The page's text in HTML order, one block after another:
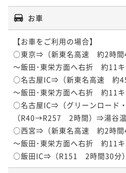
お車
【お車をご利用の場合】
○東京⇒（新東名高速　約2時
～飯田･東栄方面へ右折　約11
○名古屋IC⇒（新東名高速　約
～飯田･東栄方面へ右折　約11
○名古屋IC⇒（グリーンロード
（R40→R257　2時間）⇒湯谷
○西宮⇒（新東名高速　約2時
～飯田･東栄方面へ右折　約11
○飯田IC⇒（R151　2時間30分